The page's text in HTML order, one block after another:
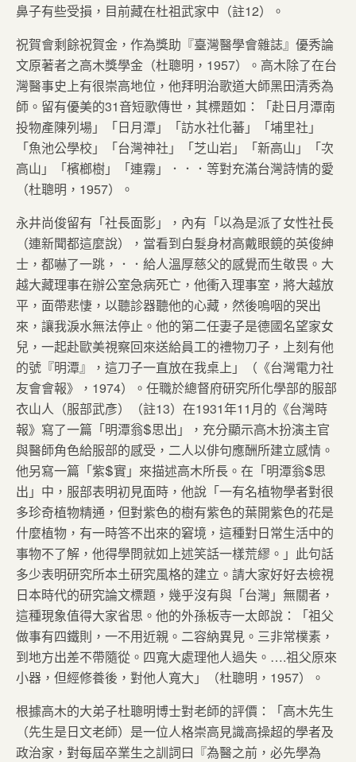
鼻子有些受損，目前藏在杜祖武家中（註12）。
祝賀會剩餘祝賀金，作為獎助『臺灣醫學會雜誌』優秀論
文原著者之高木獎學金（杜聰明，1957）。高木除了在台
灣醫事史上有很崇高地位，他拜明治歌道大師黑田清秀為
師。留有優美的31音短歌傳世，其標題如：「赴日月潭南
投物產陳列場」「日月潭」「訪水社化蕃」「埔里社」
「魚池公學校」「台灣神社」「芝山岩」「新高山」「次
高山」「檳榔樹」「連霧」．．．等對充滿台灣詩情的愛
（杜聰明，1957）。
永井尚俊留有「社長面影」，內有「以為是派了女性社長
（連新聞都這麼說），當看到白髮身材高戴眼鏡的英俊紳
士，都嚇了一跳，．．給人溫厚慈父的感覺而生敬畏。大
越大藏理事在辦公室急病死亡，他衝入理事室，將大越放
平，面帶悲悽，以聽診器聽他的心藏，然後嗚咽的哭出
來，讓我淚水無法停止。他的第二任妻子是德國名望家女
兒，一起赴歐美視察回來送給員工的禮物刀子，上刻有他
的號『明潭』，這刀子一直放在我桌上」（《台灣電力社
友會會報》，1974）。任職於總督府研究所化學部的服部
衣山人（服部武彥）（註13）在1931年11月的《台灣時
報》寫了一篇「明潭翁思出」，充分顯示高木扮演主官
與醫師角色給服部的感受，二人以俳句應酬所建立感情。
他另寫一篇「紫實」來描述高木所長。在「明潭翁思
出」中，服部表明初見面時，他說「一有名植物學者對很
多珍奇植物精通，但對紫色的樹有紫色的葉開紫色的花是
什麼植物，有一時答不出來的窘境，這種對日常生活中的
事物不了解，他得學問就如上述笑話一樣荒繆。」此句話
多少表明研究所本土研究風格的建立。請大家好好去檢視
日本時代的研究論文標題，幾乎沒有與「台灣」無關者，
這種現象值得大家省思。他的外孫板寺一太郎說：「祖父
做事有四鐵則，一不用近親。二容納異見。三非常樸素，
到地方出差不帶隨從。四寬大處理他人過失。….祖父原來
小器，但經修養後，對他人寬大」（杜聰明，1957）。
根據高木的大弟子杜聰明博士對老師的評價：「高木先生
（先生是日文老師）是一位人格崇高見識高操超的學者及
政治家，對每屆卒業生之訓詞曰『為醫之前，必先學為